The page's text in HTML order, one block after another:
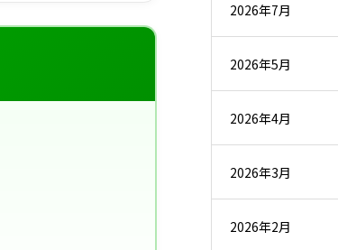
2026年7月
2026年5月
2026年4月
2026年3月
2026年2月